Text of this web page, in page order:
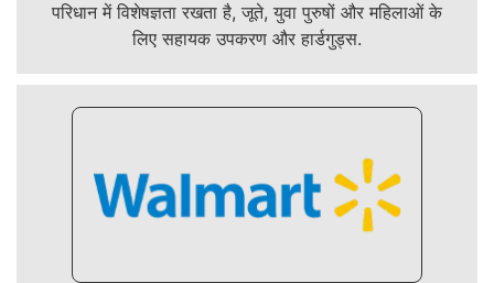
परिधान में विशेषज्ञता रखता है, जूते, युवा पुरुषों और महिलाओं के
लिए सहायक उपकरण और हार्डगुड्स.